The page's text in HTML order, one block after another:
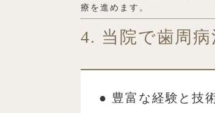
療を進めます。
4. 当院で歯周
● 豊富な経験と技